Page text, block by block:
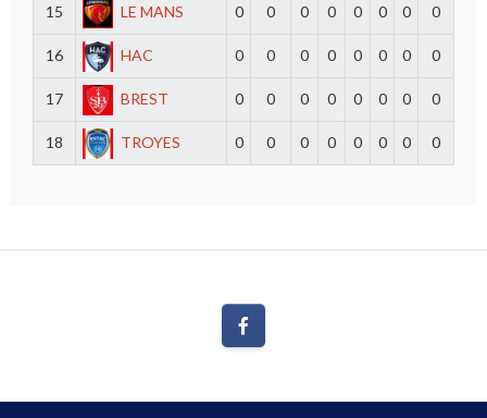
15 LE MANS 0 0 0 0 0 0 0 0
16 HAC 0 0 0 0 0 0 0 0
17 BREST 0 0 0 0 0 0 0 0
18 TROYES 0 0 0 0 0 0 0 0